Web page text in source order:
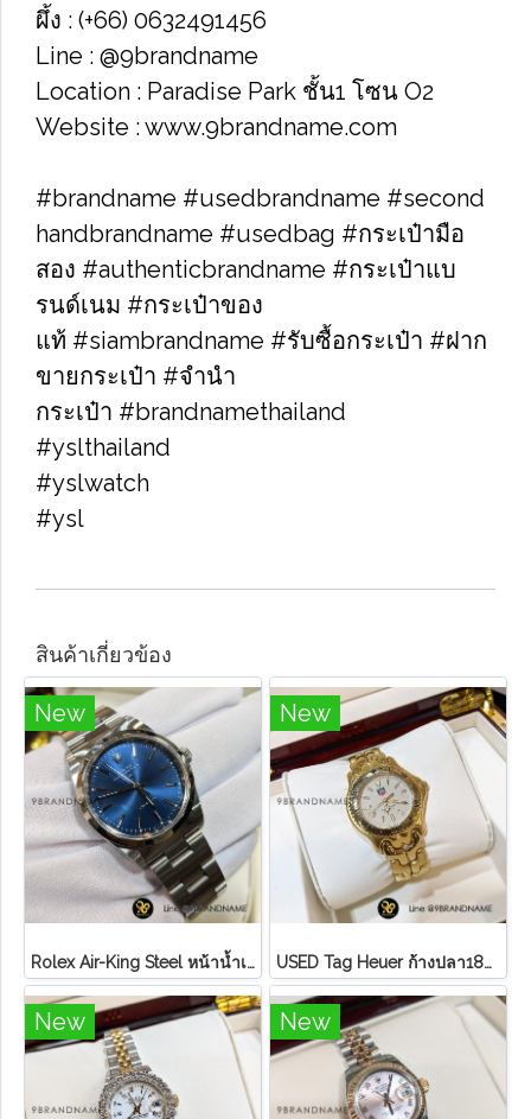
ผึ้ง : (+66) 0632491456
Line : @9brandname
Location : Paradise Park​ ชั้น1​ โซน​ O2​
Website : www.9brandname.com
#brandname #usedbrandname #second
handbrandname #usedbag #กระเป๋ามือ
สอง #authenticbrandname #กระเป๋าแบ
รนด์เนม #กระเป๋าของ
แท้ #siambrandname #รับซื้อกระเป๋า #ฝาก
ขายกระเป๋า #จำนำ
กระเป๋า #brandnamethailand
#yslthailand
#yslwatch
#ysl
สินค้าเกี่ยวข้อง
New
Rolex Air-King Steel หน้าน้ำเงิน หลักขีดสภาพดี
New
U​S​E​D​ T​ag Heuer ก้างปลา18K ขอบทอง หน้า ครีม
New New